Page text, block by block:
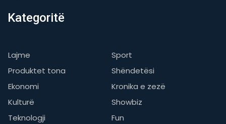
Kategoritë
Lajme
Sport
Produktet tona
Shëndetësi
Ekonomi
Kronika e zezë
Kulturë
Showbiz
Teknologji
Fun